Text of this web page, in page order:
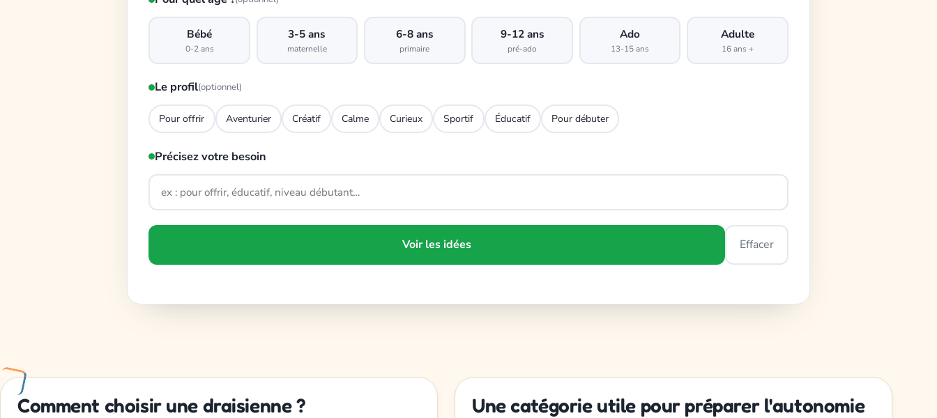
Bébé
0-2 ans
3-5 ans
maternelle
6-8 ans
primaire
9-12 ans
pré-ado
Ado
13-15 ans
Adulte
16 ans +
Le profil(optionnel)
Pour offrir Aventurier Créatif Calme Curieux Sportif Éducatif Pour débuter
Précisez votre besoin
Voir les idées Effacer
Comment choisir une draisienne ? Une catégorie utile pour préparer l'autonomie